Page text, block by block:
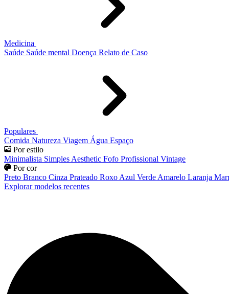
Medicina
Saúde Saúde mental Doença Relato de Caso
Populares
Comida Natureza Viagem Água Espaço
Por estilo
Minimalista Simples Aesthetic Fofo Profissional Vintage
Por cor
Preto Branco Cinza Prateado Roxo Azul Verde Amarelo Laranja
Explorar modelos recentes